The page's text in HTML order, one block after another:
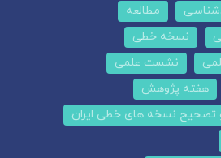
مطالعه
نسخه خطی
نشست علمی
هفته پژوهش
تصحیح نسخه های خطی ایران